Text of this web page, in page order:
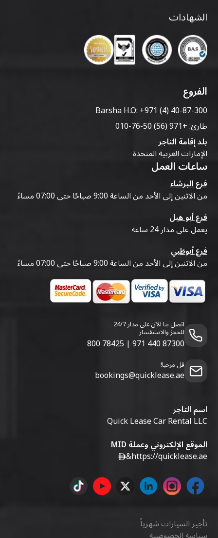
الشهادات
الفروع
Barsha H.O:+971 (4) 40-87-300
طارئ:+971 (56) 50-76-010
بلد إقامة التاجر
الإمارات العربية المتحدة
ساعات العمل
فرع البرشاء
من الاثنين إلى الأحد من الساعة 9:00 صباحًا حتى 07:00 مساءً
فرع أبو هيل
يعمل على مدار 24 ساعة
فرع أبوظبي
من الاثنين إلى الأحد من الساعة 9:00 صباحًا حتى 07:00 مساءً
اتصل بنا الآن على مدار 24/7
للحجز والاستفسار
800 78425 | 971 440 87300
قل مرحبا!
bookings@quicklease.ae
اسم التاجر
Quick Lease Car Rental LLC
الموقع الإلكتروني وعملة MID
https://quicklease.ae
&
تأجير السيارات شهرياً